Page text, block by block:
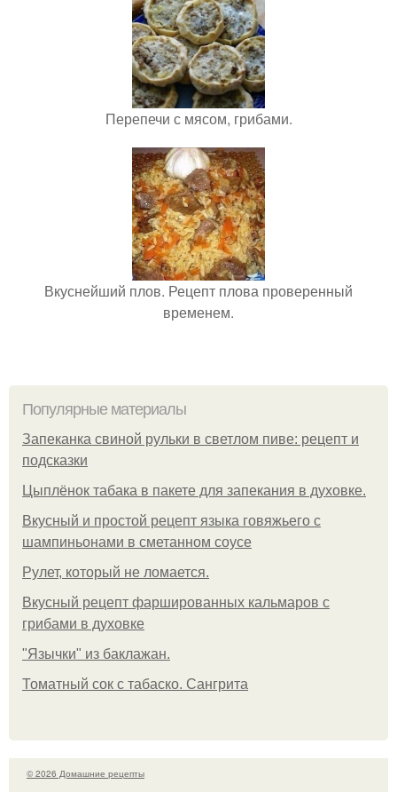
Перепечи с мясом, грибами.
Вкуснейший плов. Рецепт плова проверенный
временем.
Популярные материалы
Запеканка свиной рульки в светлом пиве: рецепт и
подсказки
Цыплёнок табака в пакете для запекания в духовке.
Вкусный и простой рецепт языка говяжьего с
шампиньонами в сметанном соусе
Рулет, который не ломается.
Вкусный рецепт фаршированных кальмаров с
грибами в духовке
"Язычки" из баклажан.
Томатный сок с табаско. Сангрита
© 2026 Домашние рецепты